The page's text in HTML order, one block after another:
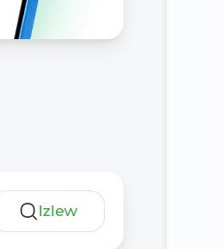
Izlew